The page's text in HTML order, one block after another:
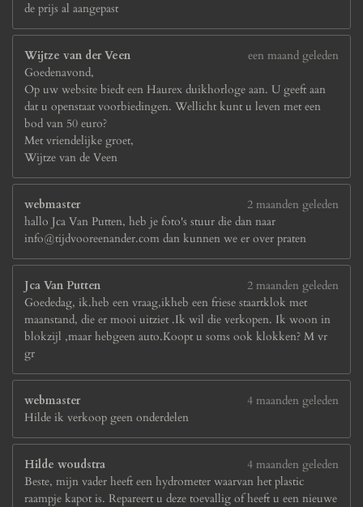
de prijs al aangepast
Wijtze van der Veen
een maand geleden
Goedenavond,
Op uw website biedt een Haurex duikhorloge aan. U geeft aan
dat u openstaat voorbiedingen. Wellicht kunt u leven met een
bod van 50 euro?
Met vriendelijke groet,
Wijtze van de Veen
webmaster
2 maanden geleden
hallo Jca Van Putten, heb je foto's stuur die dan naar
info@tijdvooreenander.com dan kunnen we er over praten
Jca Van Putten
2 maanden geleden
Goededag, ik.heb een vraag,ikheb een friese staartklok met
maanstand, die er mooi uitziet .Ik wil die verkopen. Ik woon in
blokzijl ,maar hebgeen auto.Koopt u soms ook klokken? M vr
gr
webmaster
4 maanden geleden
Hilde ik verkoop geen onderdelen
Hilde woudstra
4 maanden geleden
Beste, mijn vader heeft een hydrometer waarvan het plastic
raampje kapot is. Repareert u deze toevallig of heeft u een nieuwe